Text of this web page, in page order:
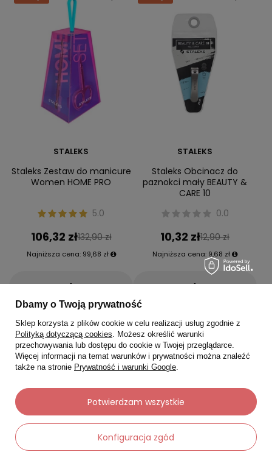
STALEKS
Staleks Zestaw do manicure
Women HOME PRO
5.0
106,32 zł132,90 zł
Najniższa cena: 99,68 zł
- +
Do koszyka
STALEKS
Staleks Obcinacz do
paznokci mały BEAUTY &
CARE 10
0.0
10,32 zł12,90 zł
Najniższa cena: 9,68 zł
- +
Do koszyka
Okazja Okazja
Dbamy o Twoją prywatność
Sklep korzysta z plików cookie w celu realizacji usług zgodnie z
Polityką dotyczącą cookies. Możesz określić warunki
przechowywania lub dostępu do cookie w Twojej przeglądarce.
Więcej informacji na temat warunków i prywatności można znaleźć
także na stronie Prywatność i warunki Google.
Konfiguracja zgód
Potwierdzam wszystkie